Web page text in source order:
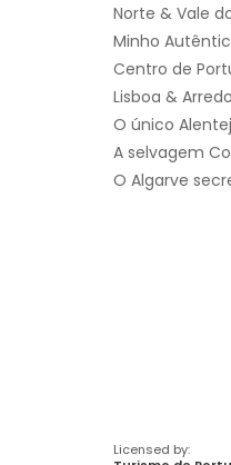
Norte & Vale
Minho
Centro de
Lisboa &
O único
A selvagem
O Algarve
Licensed by: